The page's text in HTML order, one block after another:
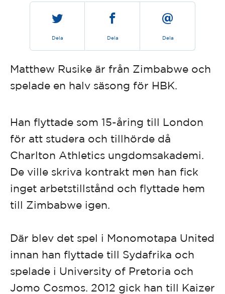
Dela Dela Dela
Matthew Rusike är från Zimbabwe och
spelade en halv säsong för HBK.
Han flyttade som 15-åring till London
för att studera och tillhörde då
Charlton Athletics ungdomsakademi.
De ville skriva kontrakt men han fick
inget arbetstillstånd och flyttade hem
till Zimbabwe igen.
Där blev det spel i Monomotapa United
innan han flyttade till Sydafrika och
spelade i University of Pretoria och
Jomo Cosmos. 2012 gick han till Kaizer